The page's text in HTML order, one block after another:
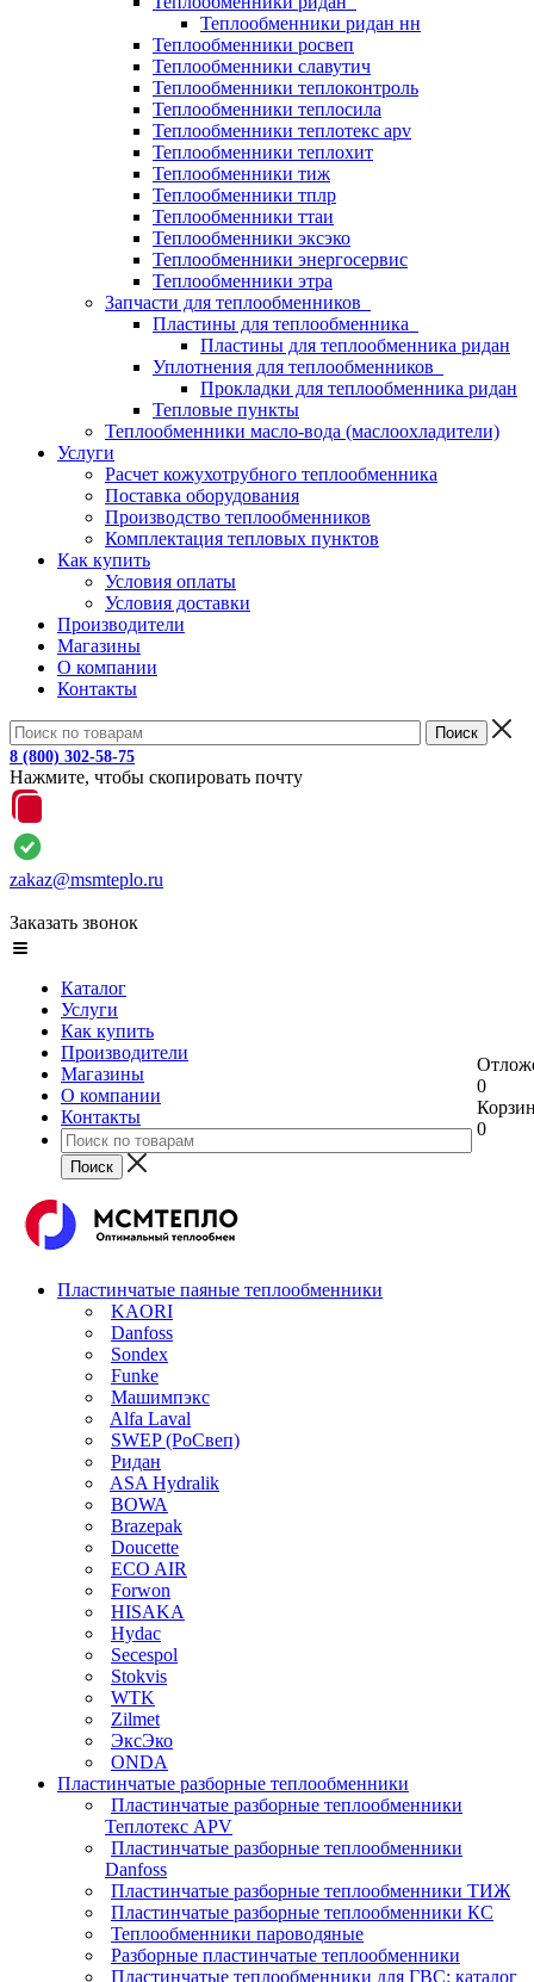
Теплообменники ридан нн
Теплообменники росвеп
Теплообменники славутич
Теплообменники теплоконтроль
Теплообменники теплосила
Теплообменники теплотекс apv
Теплообменники теплохит
Теплообменники тиж
Теплообменники тплр
Теплообменники ттаи
Теплообменники эксэко
Теплообменники энергосервис
Теплообменники этра
Запчасти для теплообменников
Пластины для теплообменника
Пластины для теплообменника ридан
Уплотнения для теплообменников
Прокладки для теплообменника ридан
Тепловые пункты
Теплообменники масло-вода (маслоохладители)
Услуги
Расчет кожухотрубного теплообменника
Поставка оборудования
Производство теплообменников
Комплектация тепловых пунктов
Как купить
Условия оплаты
Условия доставки
Производители
Магазины
О компании
Контакты
8 (800) 302-58-75
Нажмите, чтобы скопировать почту
zakaz@msmteplo.ru
Заказать звонок
Каталог
Услуги
Как купить
Производители
Магазины
О компании
Контакты
0
0
Пластинчатые паяные теплообменники
KAORI
Danfoss
Sondex
Funke
Машимпэкс
Alfa Laval
SWEP (РоСвеп)
Ридан
ASA Hydralik
BOWA
Brazepak
Doucette
ECO AIR
Forwon
HISAKA
Hydac
Secespol
Stokvis
WTK
Zilmet
ЭксЭко
ONDA
Пластинчатые разборные теплообменники
Пластинчатые разборные теплообменники
Теплотекс APV
Пластинчатые разборные теплообменники
Danfoss
Пластинчатые разборные теплообменники ТИЖ
Пластинчатые разборные теплообменники КC
Теплообменники пароводяные
Разборные пластинчатые теплообменники
Пластинчатые теплообменники для ГВС: каталог